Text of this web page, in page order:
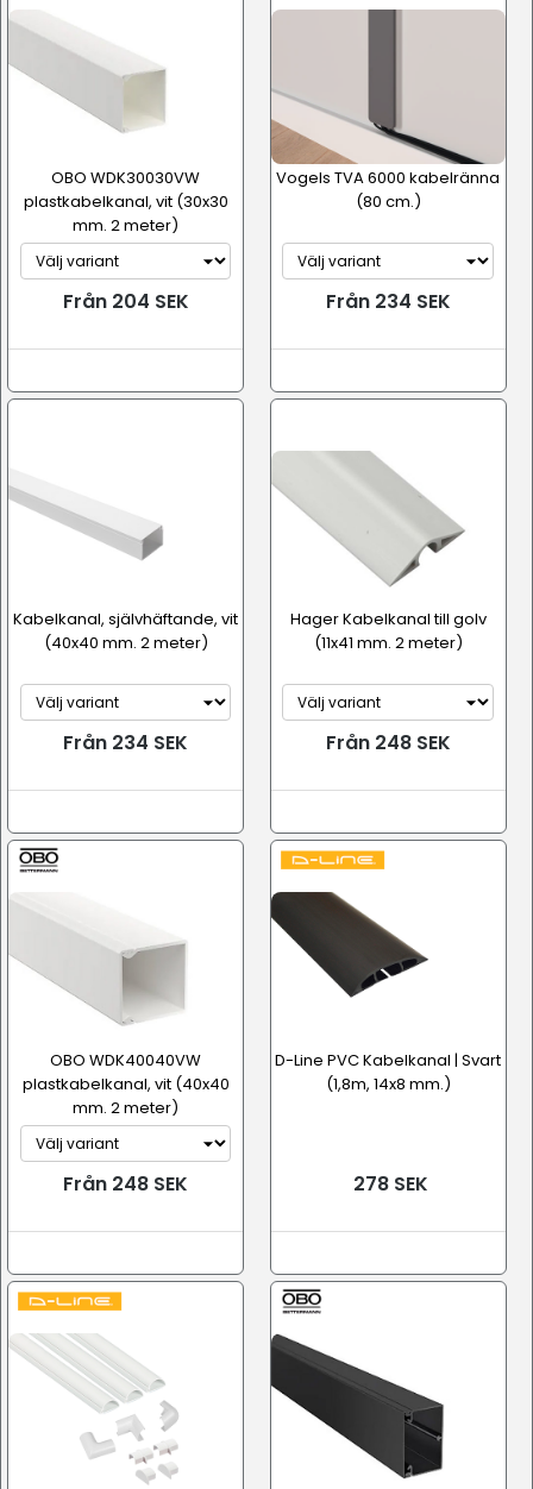
OBO WDK30030VW
plastkabelkanal, vit (30x30
mm. 2 meter)
Från 204 SEK
Vogels TVA 6000 kabelränna
(80 cm.)
Från 234 SEK
Kabelkanal, självhäftande, vit
(40x40 mm. 2 meter)
Från 234 SEK
Hager Kabelkanal till golv
(11x41 mm. 2 meter)
Från 248 SEK
OBO WDK40040VW
plastkabelkanal, vit (40x40
mm. 2 meter)
Från 248 SEK
D-Line PVC Kabelkanal | Svart
(1,8m, 14x8 mm.)
278 SEK